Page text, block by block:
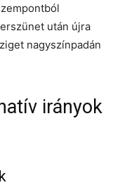
után újra
nagyszínpadán
irányok